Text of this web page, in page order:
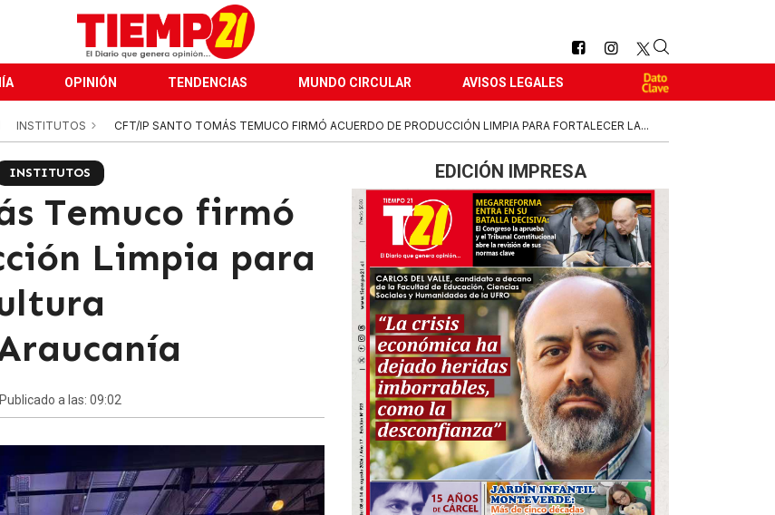
OPINIÓN TENDENCIAS MUNDO CIRCULAR AVISOS LEGALES
INSTITUTOS CFT/IP SANTO TOMÁS TEMUCO FIRMÓ ACUERDO DE PRODUCCIÓN LIMPIA PARA FORTALECER LA...
INSTITUTOS
Temuco firmó
Limpia para
Publicado a las: 09:02
EDICIÓN IMPRESA